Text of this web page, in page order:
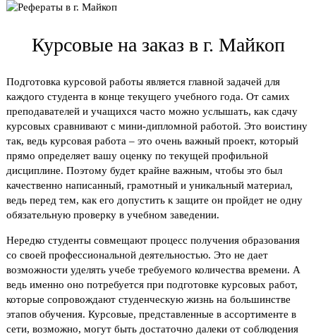
Курсовые на заказ в г. Майкоп
Подготовка курсовой работы является главной задачей для
каждого студента в конце текущего учебного года. От самих
преподавателей и учащихся часто можно услышать, как сдачу
курсовых сравнивают с мини-дипломной работой. Это воистину
так, ведь курсовая работа – это очень важный проект, который
прямо определяет вашу оценку по текущей профильной
дисциплине. Поэтому будет крайне важным, чтобы это был
качественно написанный, грамотный и уникальный материал,
ведь перед тем, как его допустить к защите он пройдет не одну
обязательную проверку в учебном заведении.
Нередко студенты совмещают процесс получения образования
со своей профессиональной деятельностью. Это не дает
возможности уделять учебе требуемого количества времени. А
ведь именно оно потребуется при подготовке курсовых работ,
которые сопровождают студенческую жизнь на большинстве
этапов обучения. Курсовые, представленные в ассортименте в
сети, возможно, могут быть достаточно далеки от соблюдения